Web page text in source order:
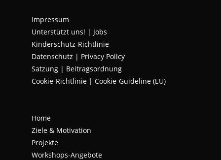
tab
tab
Impressum
Unterstützt uns! | Jobs
Kinderschutz-Richtlinie
Datenschutz | Privacy Policy
Satzung | Beitragsordnung
Cookie-Richtlinie | Cookie-Guideline (EU)
Home
Ziele & Motivation
Projekte
Workshops-Angebote